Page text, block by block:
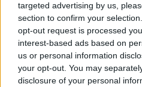
targeted advertising by us,
section to confirm your
opt-out request is processed
interest-based ads based on
us or personal information
your opt-out. You may
disclosure of your personal
ΔΕΙΤΕ ΕΠΙΣΗΣ
ΣΤΗΝ ΙΔΙΑ